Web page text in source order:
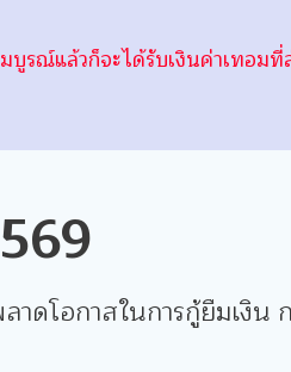
รณ์แล้วก็จะได้รับเงินค่าเทอม
ดโอกาสในการกู้ยืมเงิน